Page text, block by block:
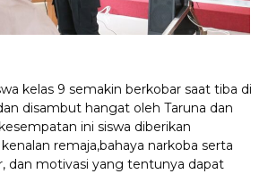
kelas 9 semakin berkobar saat tiba di
disambut hangat oleh Taruna dan
ini siswa diberikan
remaja,bahaya narkoba serta
dan motivasi yang tentunya dapat